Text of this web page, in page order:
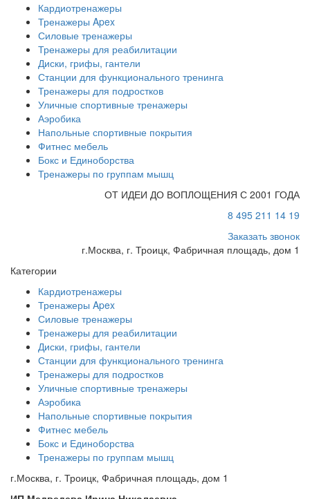
Кардиотренажеры
Тренажеры Apex
Силовые тренажеры
Тренажеры для реабилитации
Диски, грифы, гантели
Станции для функционального тренинга
Тренажеры для подростков
Уличные спортивные тренажеры
Аэробика
Напольные спортивные покрытия
Фитнес мебель
Бокс и Единоборства
Тренажеры по группам мышц
ОТ ИДЕИ ДО ВОПЛОЩЕНИЯ С 2001 ГОДА
8 495 211 14 19
Заказать звонок
г.Москва, г. Троицк, Фабричная площадь, дом 1
Категории
Кардиотренажеры
Тренажеры Apex
Силовые тренажеры
Тренажеры для реабилитации
Диски, грифы, гантели
Станции для функционального тренинга
Тренажеры для подростков
Уличные спортивные тренажеры
Аэробика
Напольные спортивные покрытия
Фитнес мебель
Бокс и Единоборства
Тренажеры по группам мышц
г.Москва, г. Троицк, Фабричная площадь, дом 1